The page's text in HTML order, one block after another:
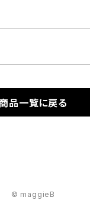
商品一覧に戻る
© maggieB